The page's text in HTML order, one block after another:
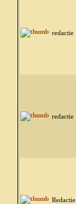
redactie
redactie
Redactie